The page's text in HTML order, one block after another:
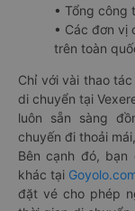
• Tổng công
• Các đơn vị
trên toàn
Chỉ với vài thao
di chuyển tại
luôn sẵn sàng
chuyến đi thoải
Bên cạnh đó,
khác tại
đặt vé cho phép